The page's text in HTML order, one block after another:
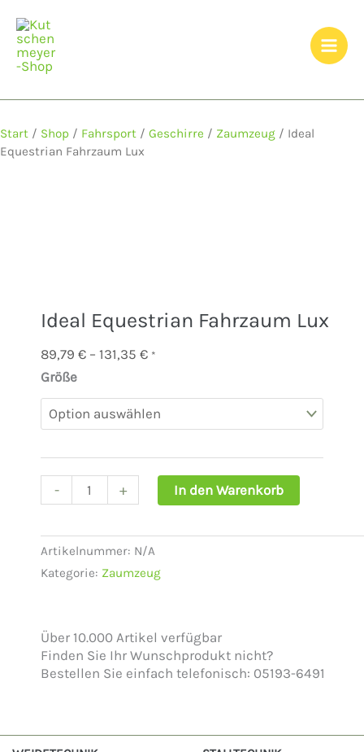
Inhalt
springen
Start / Shop / Fahrsport / Geschirre / Zaumzeug / Ideal
Equestrian Fahrzaum Lux
Ideal Equestrian Fahrzaum Lux
89,79 € – 131,35 €Preisspanne:
131,35 €
*
Größe
-
Ideal
Equestrian
Fahrzaum
Menge
+ In den Warenkorb
Artikelnummer: N/A
Kategorie: Zaumzeug
Über 10.000 Artikel verfügbar
Finden Sie Ihr Wunschprodukt nicht?
Bestellen Sie einfach telefonisch: 05193-6491